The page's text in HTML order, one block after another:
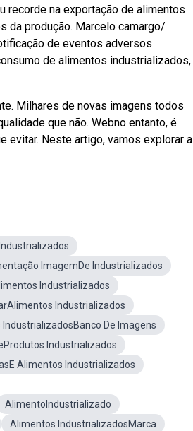
recorde na exportação de alimentos
da produção. Marcelo camargo/
de eventos adversos
de alimentos industrializados,
Milhares de novas imagens todos
que não. Webno entanto, é
evitar. Neste artigo, vamos explorar a
ImagemDe Industrializados
Industrializados
Industrializados
De Imagens
Industrializados
Alimentos Industrializados
AlimentoIndustrializado
Alimentos IndustrializadosMarca